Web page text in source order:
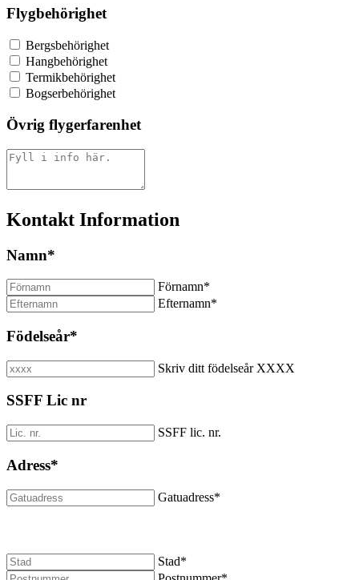
Flygbehörighet
Bergsbehörighet
Hangbehörighet
Termikbehörighet
Bogserbehörighet
Övrig flygerfarenhet
Kontakt Information
Namn*
Förnamn*
Efternamn*
Födelseår*
Skriv ditt födelseår XXXX
SSFF Lic nr
SSFF lic. nr.
Adress*
Gatuadress*
Stad*